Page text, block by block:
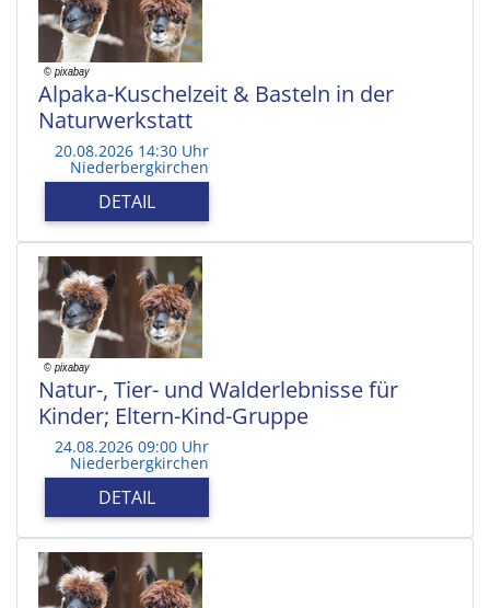
Alpaka-Kuschelzeit & Basteln in der
Naturwerkstatt
20.08.2026 14:30 Uhr
Niederbergkirchen
DETAIL
Natur-, Tier- und Walderlebnisse für
Kinder; Eltern-Kind-Gruppe
24.08.2026 09:00 Uhr
Niederbergkirchen
DETAIL